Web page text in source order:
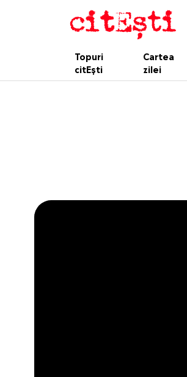
Topuri
citEști
Cartea
zilei
This
is
a